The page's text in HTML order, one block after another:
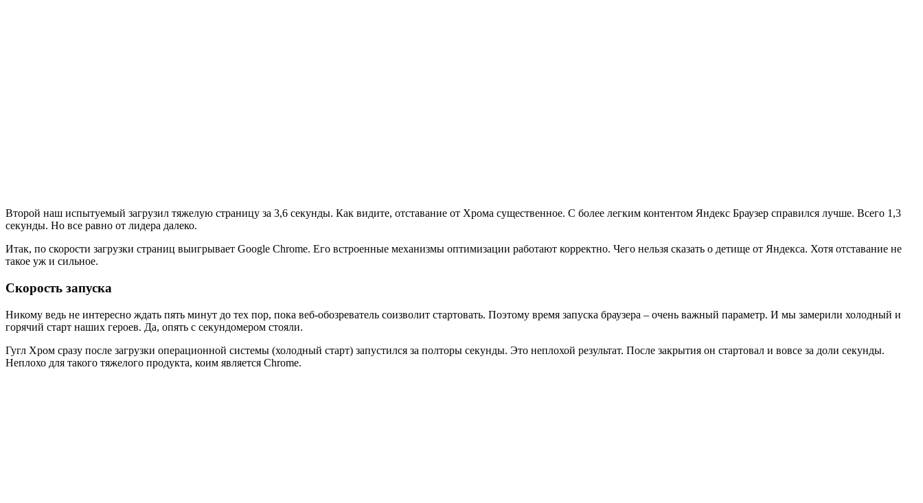
Второй наш испытуемый загрузил тяжелую страницу за 3,6 секунды. Как видите, отставание от Хрома существенное. С более легким контентом Яндекс Браузер справился лучше. Всего 1,3
секунды. Но все равно от лидера далеко.
Итак, по скорости загрузки страниц выигрывает Google Chrome. Его встроенные механизмы оптимизации работают корректно. Чего нельзя сказать о детище от Яндекса. Хотя отставание не
такое уж и сильное.
Скорость запуска
Никому ведь не интересно ждать пять минут до тех пор, пока веб-обозреватель соизволит стартовать. Поэтому время запуска браузера – очень важный параметр. И мы замерили холодный и
горячий старт наших героев. Да, опять с секундомером стояли.
Гугл Хром сразу после загрузки операционной системы (холодный старт) запустился за полторы секунды. Это неплохой результат. После закрытия он стартовал и вовсе за доли секунды.
Неплохо для такого тяжелого продукта, коим является Chrome.